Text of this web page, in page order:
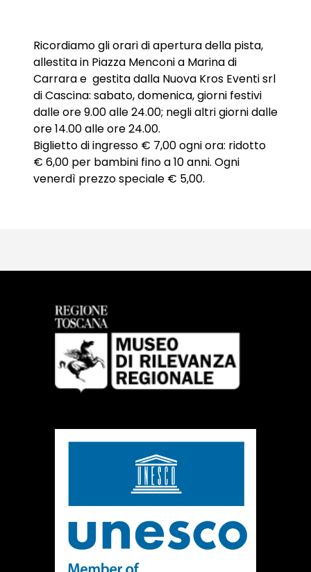
Ricordiamo gli orari di apertura della pista,
allestita in Piazza Menconi a Marina di
Carrara e gestita dalla Nuova Kros Eventi srl
di Cascina: sabato, domenica, giorni festivi
dalle ore 9.00 alle 24.00; negli altri giorni dalle
ore 14.00 alle ore 24.00.
Biglietto di ingresso € 7,00 ogni ora: ridotto
€ 6,00 per bambini fino a 10 anni. Ogni
venerdì prezzo speciale € 5,00.